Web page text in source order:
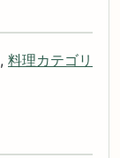
, 料理カテゴリ